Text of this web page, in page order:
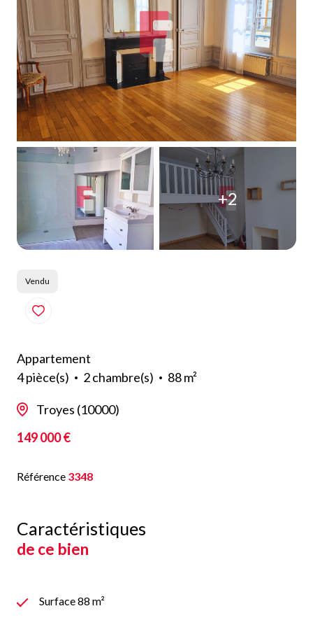
Qui
sommes-
nous
Blog
+2
Vendu
Appartement
4 pièce(s)
2 chambre(s) 88 m²
Troyes (10000)
149 000 €
Référence 3348
Caractéristiques
de ce bien
Surface 88 m²